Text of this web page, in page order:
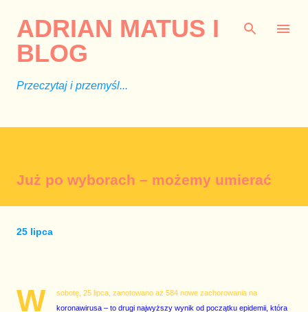
ADRIAN MATUS I
BLOG
Przeczytaj i przemyśl...
Już po wyborach – możemy umierać
25 lipca
W
sobotę, 25 lipca, zanotowano aż 584 nowe zachorowania na
koronawirusa – to drugi najwyższy wynik od początku epidemii, która